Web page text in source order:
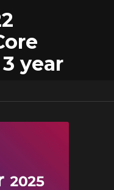
year